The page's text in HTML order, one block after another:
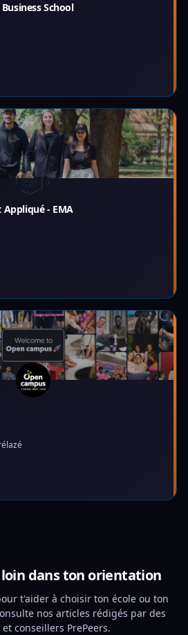
School
Appliqué - EMA
dans ton orientation
t'aider à choisir ton école ou ton
nos articles rédigés par des
conseillers PrePeers.